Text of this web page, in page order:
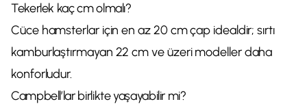
Tekerlek kaç cm olmalı?
Cüce hamsterlar için en az 20 cm çap idealdir; sırtı
kamburlaştırmayan 22 cm ve üzeri modeller daha
konforludur.
Campbell’lar birlikte yaşayabilir mi?